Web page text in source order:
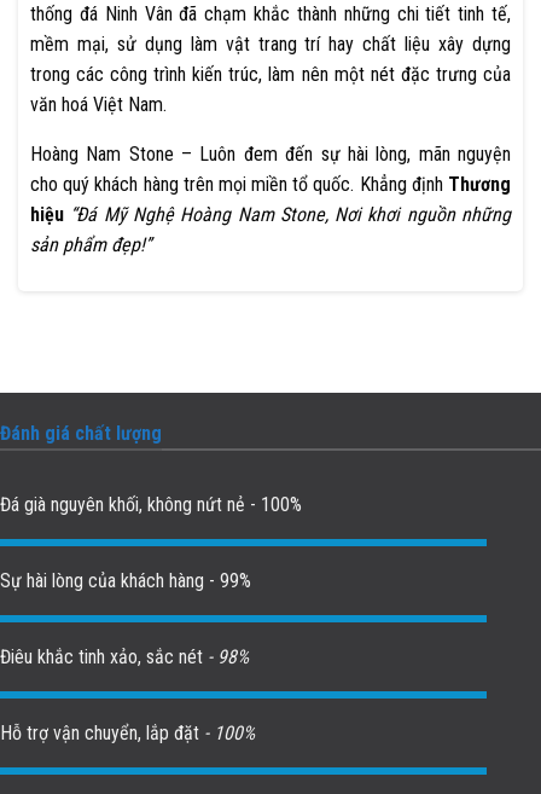
thống đá Ninh Vân đã chạm khắc thành những chi tiết tinh tế,
mềm mại, sử dụng làm vật trang trí hay chất liệu xây dựng
trong các công trình kiến trúc, làm nên một nét đặc trưng của
văn hoá Việt Nam.
Hoàng Nam Stone – Luôn đem đến sự hài lòng, mãn nguyện
cho quý khách hàng trên mọi miền tổ quốc. Khẳng định Thương
hiệu “Đá Mỹ Nghệ Hoàng Nam Stone, Nơi khơi nguồn những
sản phẩm đẹp!”
Đánh giá chất lượng
Đá già nguyên khối, không nứt nẻ - 100%
Sự hài lòng của khách hàng - 99%
Điêu khắc tinh xảo, sắc nét - 98%
Hỗ trợ vận chuyển, lắp đặt - 100%